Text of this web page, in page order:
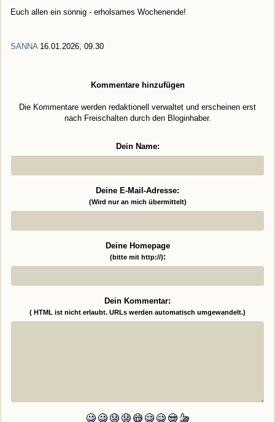
Euch allen ein sonnig - erholsames Wochenende!
SANNA 16.01.2026, 09.30
Kommentare hinzufügen
Die Kommentare werden redaktionell verwaltet und erscheinen erst
nach Freischalten durch den Bloginhaber.
Dein Name:
Deine E-Mail-Adresse:
(Wird nur an mich übermittelt)
Deine Homepage
(bitte mit http://):
Dein Kommentar:
( HTML ist nicht erlaubt. URLs werden automatisch umgewandelt.)